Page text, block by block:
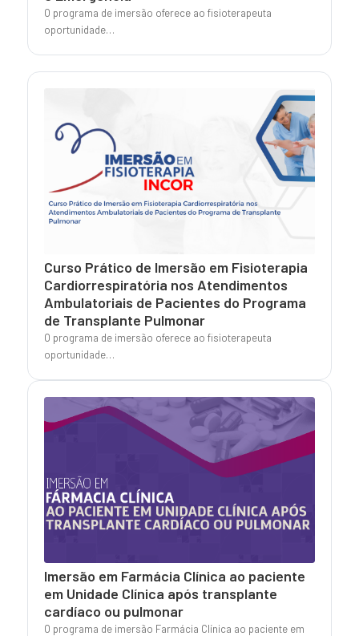
O programa de imersão oferece ao fisioterapeuta
oportunidade…
Curso Prático de Imersão em Fisioterapia
Cardiorrespiratória nos Atendimentos
Ambulatoriais de Pacientes do Programa
de Transplante Pulmonar
O programa de imersão oferece ao fisioterapeuta
oportunidade…
Imersão em Farmácia Clínica ao paciente
em Unidade Clínica após transplante
cardíaco ou pulmonar
O programa de imersão Farmácia Clínica ao paciente em